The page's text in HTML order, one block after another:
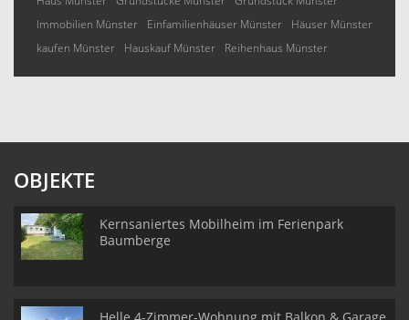
Immobilien Münster
Einfamilienhäuser Münster
Häuser Münster
kaufen Münster
Hauskauf Münster Reihenhaus Münster
OBJEKTE
Kernsaniertes Mobilheim im Ferienpark
Baumberge